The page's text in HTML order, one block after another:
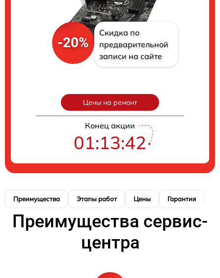
-20%
Скидка по
предварительной
записи на сайте
Цены на ремонт
Конец акции
01:13:41
Преимущества Этапы работ Цены Гарантия
Преимущества сервис-
центра